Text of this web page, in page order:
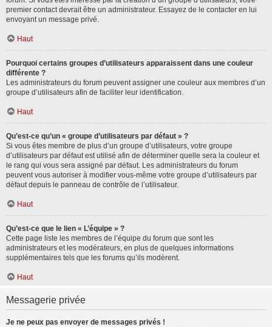
premier contact devrait être un administrateur. Essayez de le contacter en lui
envoyant un message privé.
Haut
Pourquoi certains groupes d’utilisateurs apparaissent dans une couleur
différente ?
Les administrateurs du forum peuvent assigner une couleur aux membres d’un
groupe d’utilisateurs afin de faciliter leur identification.
Haut
Qu’est-ce qu’un « groupe d’utilisateurs par défaut » ?
Si vous êtes membre de plus d’un groupe d’utilisateurs, votre groupe
d’utilisateurs par défaut est utilisé afin de déterminer quelle sera la couleur et
le rang qui vous sera assigné par défaut. Les administrateurs du forum
peuvent vous autoriser à modifier vous-même votre groupe d’utilisateurs par
défaut depuis le panneau de contrôle de l’utilisateur.
Haut
Qu’est-ce que le lien « L’équipe » ?
Cette page liste les membres de l’équipe du forum que sont les
administrateurs et les modérateurs, en plus de quelques informations
supplémentaires tels que les forums qu’ils modèrent.
Haut
Messagerie privée
Je ne peux pas envoyer de messages privés !